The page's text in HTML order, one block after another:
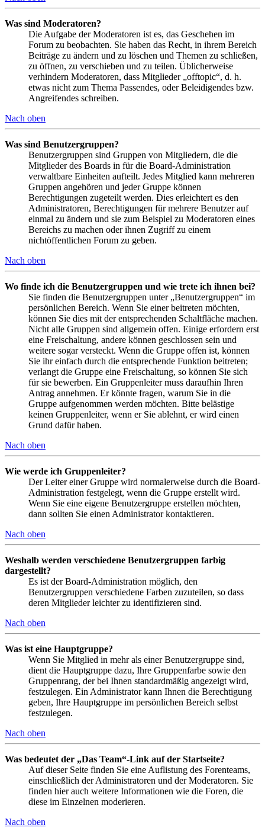
Was sind Moderatoren?
Die Aufgabe der Moderatoren ist es, das Geschehen im
Forum zu beobachten. Sie haben das Recht, in ihrem Bereich
Beiträge zu ändern und zu löschen und Themen zu schließen,
zu öffnen, zu verschieben und zu teilen. Üblicherweise
verhindern Moderatoren, dass Mitglieder „offtopic“, d. h.
etwas nicht zum Thema Passendes, oder Beleidigendes bzw.
Angreifendes schreiben.
Nach oben
Was sind Benutzergruppen?
Benutzergruppen sind Gruppen von Mitgliedern, die die
Mitglieder des Boards in für die Board-Administration
verwaltbare Einheiten aufteilt. Jedes Mitglied kann mehreren
Gruppen angehören und jeder Gruppe können
Berechtigungen zugeteilt werden. Dies erleichtert es den
Administratoren, Berechtigungen für mehrere Benutzer auf
einmal zu ändern und sie zum Beispiel zu Moderatoren eines
Bereichs zu machen oder ihnen Zugriff zu einem
nichtöffentlichen Forum zu geben.
Nach oben
Wo finde ich die Benutzergruppen und wie trete ich ihnen bei?
Sie finden die Benutzergruppen unter „Benutzergruppen“ im
persönlichen Bereich. Wenn Sie einer beitreten möchten,
können Sie dies mit der entsprechenden Schaltfläche machen.
Nicht alle Gruppen sind allgemein offen. Einige erfordern erst
eine Freischaltung, andere können geschlossen sein und
weitere sogar versteckt. Wenn die Gruppe offen ist, können
Sie ihr einfach durch die entsprechende Funktion beitreten;
verlangt die Gruppe eine Freischaltung, so können Sie sich
für sie bewerben. Ein Gruppenleiter muss daraufhin Ihren
Antrag annehmen. Er könnte fragen, warum Sie in die
Gruppe aufgenommen werden möchten. Bitte belästige
keinen Gruppenleiter, wenn er Sie ablehnt, er wird einen
Grund dafür haben.
Nach oben
Wie werde ich Gruppenleiter?
Der Leiter einer Gruppe wird normalerweise durch die Board-
Administration festgelegt, wenn die Gruppe erstellt wird.
Wenn Sie eine eigene Benutzergruppe erstellen möchten,
dann sollten Sie einen Administrator kontaktieren.
Nach oben
Weshalb werden verschiedene Benutzergruppen farbig
dargestellt?
Es ist der Board-Administration möglich, den
Benutzergruppen verschiedene Farben zuzuteilen, so dass
deren Mitglieder leichter zu identifizieren sind.
Nach oben
Was ist eine Hauptgruppe?
Wenn Sie Mitglied in mehr als einer Benutzergruppe sind,
dient die Hauptgruppe dazu, Ihre Gruppenfarbe sowie den
Gruppenrang, der bei Ihnen standardmäßig angezeigt wird,
festzulegen. Ein Administrator kann Ihnen die Berechtigung
geben, Ihre Hauptgruppe im persönlichen Bereich selbst
festzulegen.
Nach oben
Was bedeutet der „Das Team“-Link auf der Startseite?
Auf dieser Seite finden Sie eine Auflistung des Forenteams,
einschließlich der Administratoren und der Moderatoren. Sie
finden hier auch weitere Informationen wie die Foren, die
diese im Einzelnen moderieren.
Nach oben